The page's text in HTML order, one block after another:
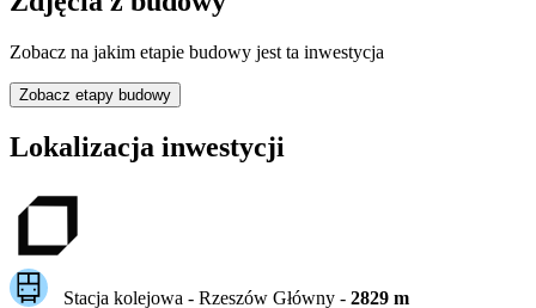
Zobacz na jakim etapie budowy jest ta inwestycja
Zobacz etapy budowy
Lokalizacja inwestycji
Stacja kolejowa - Rzeszów Główny- 2829m